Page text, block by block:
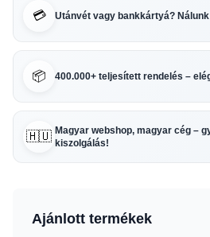
💳 Utánvét vagy bankkártyá?
📦 400.000+ teljesített rendelés –
🇭🇺 Magyar webshop, magyar cég –
kiszolgálás!
Ajánlott termékek